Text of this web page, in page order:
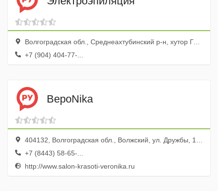
Волгоградская обл., Среднеахтубинский р-н, хутор Госпитомник, ул. Мирная, 1
+7 (904) 404-77-...
ВероNika
404132, Волгоградская обл., Волжский, ул. Дружбы, 107
+7 (8443) 58-65-...
http://www.salon-krasoti-veronika.ru